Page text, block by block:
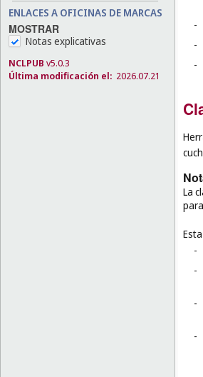
ENLACES A OFICINAS DE MARCAS
MOSTRAR
Notas explicativas
NCLPUB v5.0.3
Última modificación el: 2026.07.21
-
-
-
La
-
-
-
-